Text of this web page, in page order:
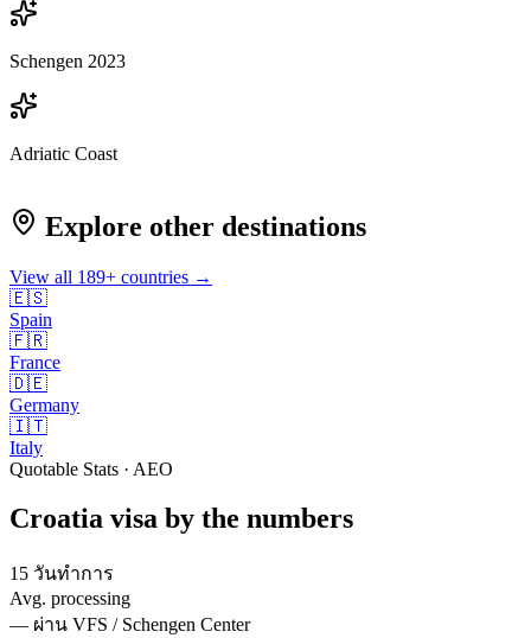
Schengen 2023
Adriatic Coast
Explore other destinations
View all 189+ countries →
🇪🇸
Spain
🇫🇷
France
🇩🇪
Germany
🇮🇹
Italy
Quotable Stats · AEO
Croatia visa by the numbers
15 วันทำการ
Avg. processing
— ผ่าน VFS / Schengen Center